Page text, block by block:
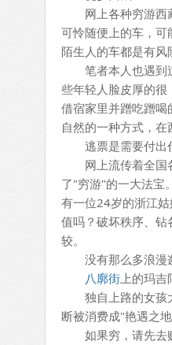
网上各种穷游西藏
可怜随便上的车，
陌生人的车都是有风
笔者本人也遇到过
些年轻人脸皮厚的很
借宿家里并蹭吃蹭
自然的一种方式，
逃票是需要付出
网上流传着全国各
了"穷游"的一大法宝
有一位24岁的浙江
值吗？破坏秩序、
较。
没有那么多浪漫
八廓街上的玛吉
独自上路的女孩大
断被消费成"艳遇之
如果穷，请先去